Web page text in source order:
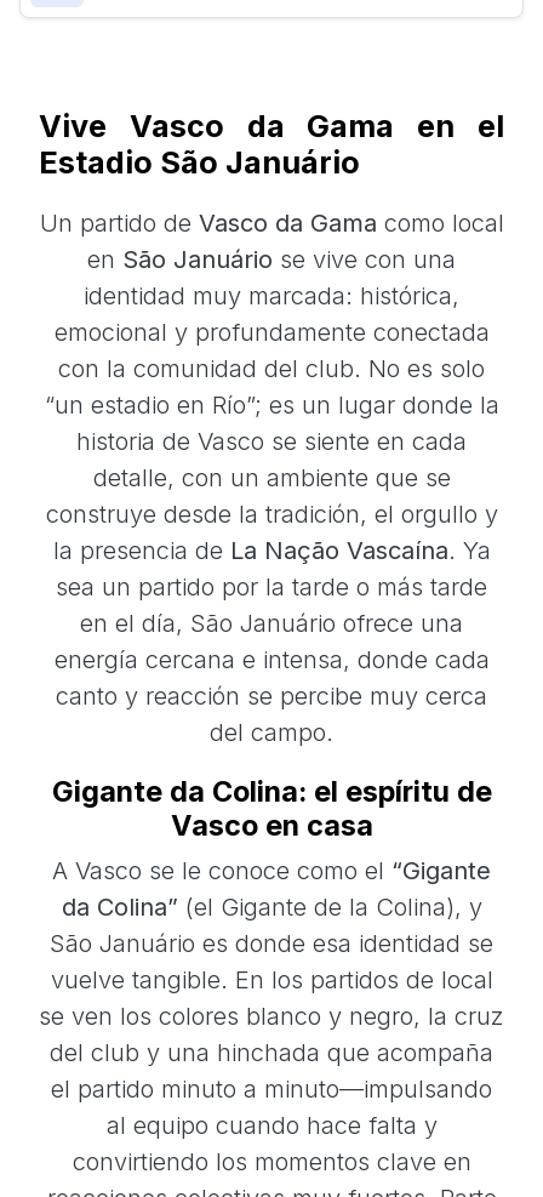
Vive Vasco da Gama en el
Estadio São Januário
Un partido de Vasco da Gama como local
en São Januário se vive con una
identidad muy marcada: histórica,
emocional y profundamente conectada
con la comunidad del club. No es solo
“un estadio en Río”; es un lugar donde la
historia de Vasco se siente en cada
detalle, con un ambiente que se
construye desde la tradición, el orgullo y
la presencia de La Nação Vascaína. Ya
sea un partido por la tarde o más tarde
en el día, São Januário ofrece una
energía cercana e intensa, donde cada
canto y reacción se percibe muy cerca
del campo.
Gigante da Colina: el espíritu de
Vasco en casa
A Vasco se le conoce como el “Gigante
da Colina” (el Gigante de la Colina), y
São Januário es donde esa identidad se
vuelve tangible. En los partidos de local
se ven los colores blanco y negro, la cruz
del club y una hinchada que acompaña
el partido minuto a minuto—impulsando
al equipo cuando hace falta y
convirtiendo los momentos clave en